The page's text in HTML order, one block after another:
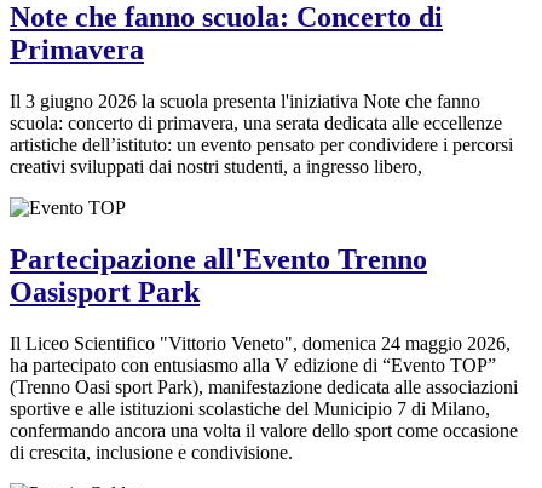
Note che fanno scuola: Concerto di
Primavera
Il 3 giugno 2026 la scuola presenta l'iniziativa Note che fanno
scuola: concerto di primavera, una serata dedicata alle eccellenze
artistiche dell’istituto: un evento pensato per condividere i percorsi
creativi sviluppati dai nostri studenti, a ingresso libero,
Partecipazione all'Evento Trenno
Oasisport Park
Il Liceo Scientifico "Vittorio Veneto", domenica 24 maggio 2026,
ha partecipato con entusiasmo alla V edizione di “Evento TOP”
(Trenno Oasi sport Park), manifestazione dedicata alle associazioni
sportive e alle istituzioni scolastiche del Municipio 7 di Milano,
confermando ancora una volta il valore dello sport come occasione
di crescita, inclusione e condivisione.